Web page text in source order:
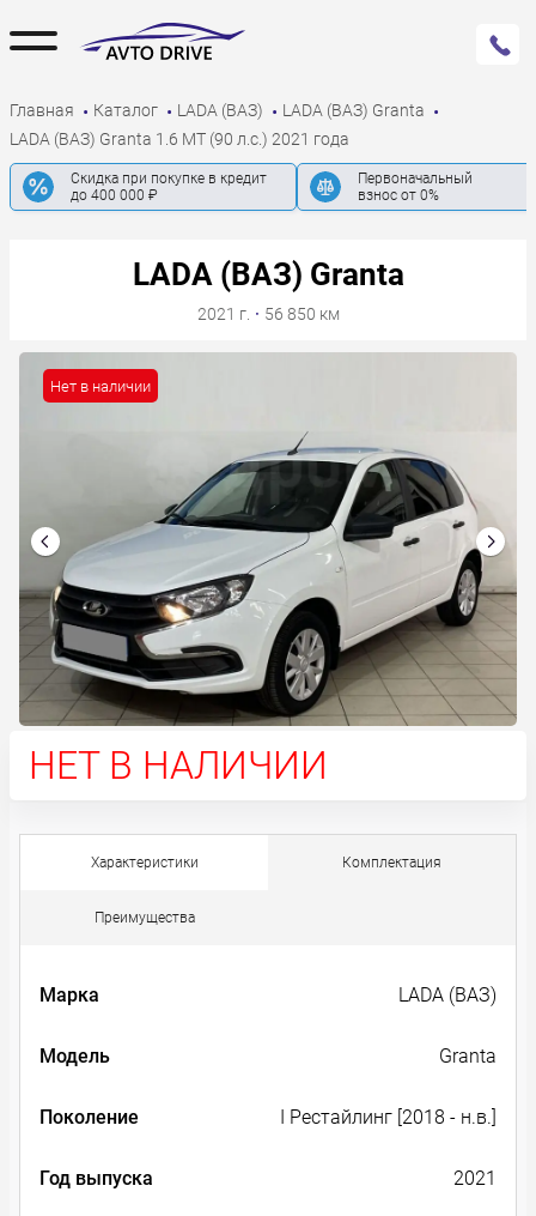
Главная Каталог LADA (ВАЗ)
LADA (ВАЗ) Granta
LADA (ВАЗ) Granta 1.6 MT (90 л.с.) 2021 года
Скидка при покупке в кредит
до 400 000 ₽
Первоначальный
взнос от 0%
НЕТ В НАЛИЧИИ
LADA (ВАЗ) Granta
2021 г. · 56 850 км
Нет в наличии
Характеристики Комплектация
Преимущества
Марка LADA (ВАЗ)
Модель Granta
Поколение I Рестайлинг [2018 - н.в.]
Год выпуска 2021